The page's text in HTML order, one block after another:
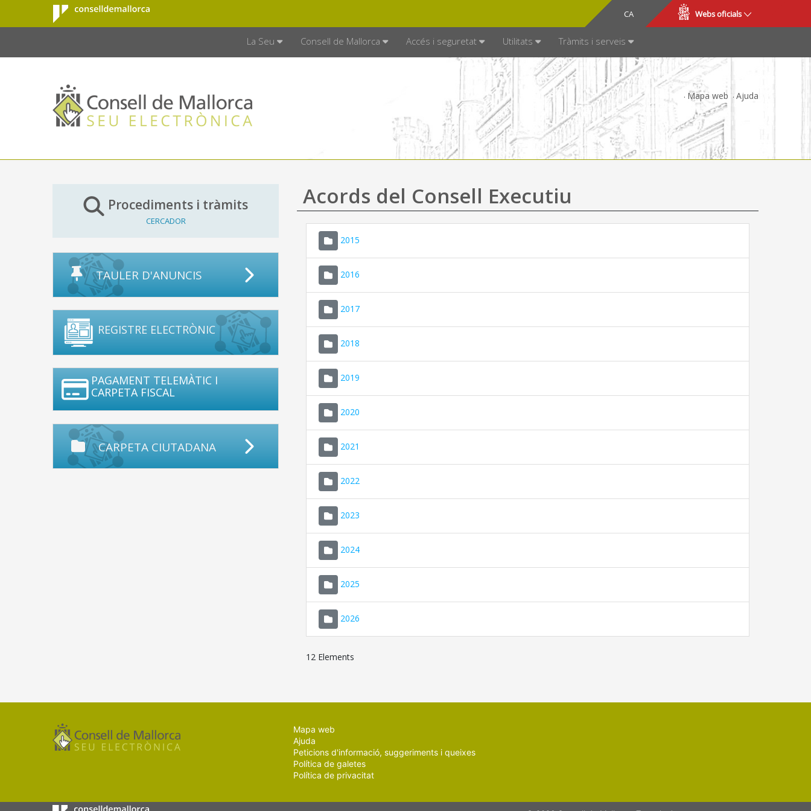
Salta al contingut principal
Consell de
Mallorca
CA
ES Webs oficials
La Seu Consell de Mallorca Accés i seguretat Utilitats Tràmits i serveis
Mapa web Ajuda
Procediments i tràmits
CERCADOR
TAULER D'ANUNCIS
REGISTRE ELECTRÒNIC
PAGAMENT TELEMÀTIC I
CARPETA FISCAL
CARPETA CIUTADANA
Acords del Consell Executiu
2015
2016
2017
2018
2019
2020
2021
2022
2023
2024
2025
2026
12 Elements
Mapa web
Ajuda
Peticions d'informació, suggeriments i queixes
Política de galetes
Política de privacitat